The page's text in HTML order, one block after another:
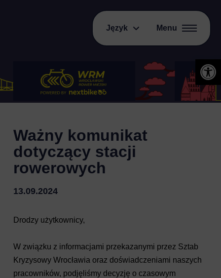
Język Menu
Ważny komunikat
dotyczący stacji
rowerowych
13.09.2024
Drodzy użytkownicy,
W związku z informacjami przekazanymi przez Sztab
Kryzysowy Wrocławia oraz doświadczeniami naszych
pracowników, podjęliśmy decyzję o czasowym